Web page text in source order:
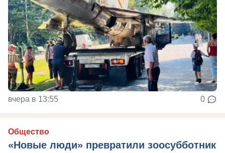
вчера в 13:55 0
Общество
«Новые люди» превратили зоосубботник